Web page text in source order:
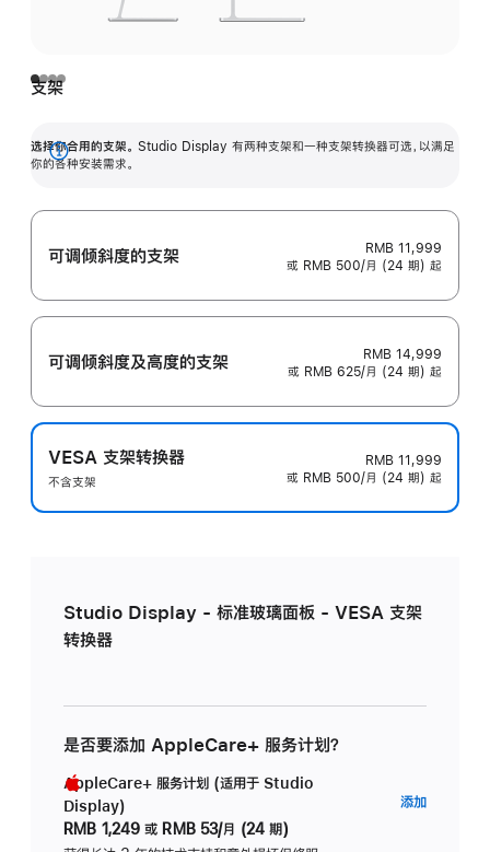
支架
选择你合用的支架。 Studio Display 有两种支架和一种支架转换器可选，以满足
你的各种安装需求。
展
可调倾斜度的支架
RMB 11,999
或 RMB 500/月 (24 期) 起
可调倾斜度及高‍度的支‍架
RMB 14,999
或 RMB 625/月 (24 期) 起
VESA 支架转换器
不含支架
RMB 11,999
或 RMB 500/月 (24 期) 起
Studio Display - 标准玻璃面板 - VESA 支架
转换器
是否要添加 AppleCare+ 服务计划？
AppleCare+ 服务计划 (适用于 Studio
Display)
RMB 1,249 或 RMB 53/月 (24 期)
添加